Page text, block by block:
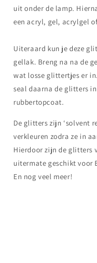
uit onder de lamp.
een acryl, gel, acrylgel
Uiteraard kun je deze
gellak. Breng na na de
wat losse glittertjes er
seal daarna de glitters
rubbertopcoat.
De glitters zijn ‘solvent
verkleuren zodra ze in
Hierdoor zijn de glitters
uitermate geschikt voor
En nog veel meer!